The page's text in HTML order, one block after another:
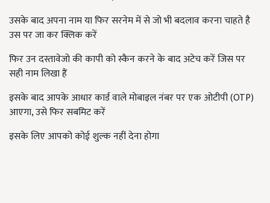
उसके बाद अपना नाम या फिर सरनेम में से जो भी बदलाव करना चाहते है
उस पर जा कर क्लिक करें
फिर उन दस्तावेजो की कापी को स्कैन करने के बाद अटेच करें जिस पर
सही नाम लिखा हैं
इसके बाद आपके आधार कार्ड वाले मोबाइल नंबर पर एक ओटीपी (OTP)
आएगा, उसे फिर सबमिट करें
इसके लिए आपको कोई शुल्क नहीं देना होगा